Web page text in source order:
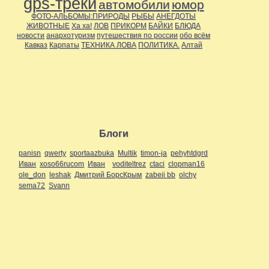
gps-треки автомобили юмор
ФОТО-АЛЬБОМЫ:ПРИРОДЫ РЫБЫ АНЕГДОТЫ
ЖИВОТНЫЕ Ха ха! ЛОВ ПРИКОРМ БАЙКИ БЛЮДА
новости анархотуризм путешествия по россии обо всём
Кавказ Карпаты ТЕХНИКА ЛОВА ПОЛИТИКА. Алтай
Блоги
panisn qwerty sportaazbuka Multik timon-ja pehyhtdgrd
Иван xoso66rucom Иван voditeltrez ctaci clopman16
ole_don leshak Дмитрий БорсКрым zabeii bb olchy
sema72 Svann